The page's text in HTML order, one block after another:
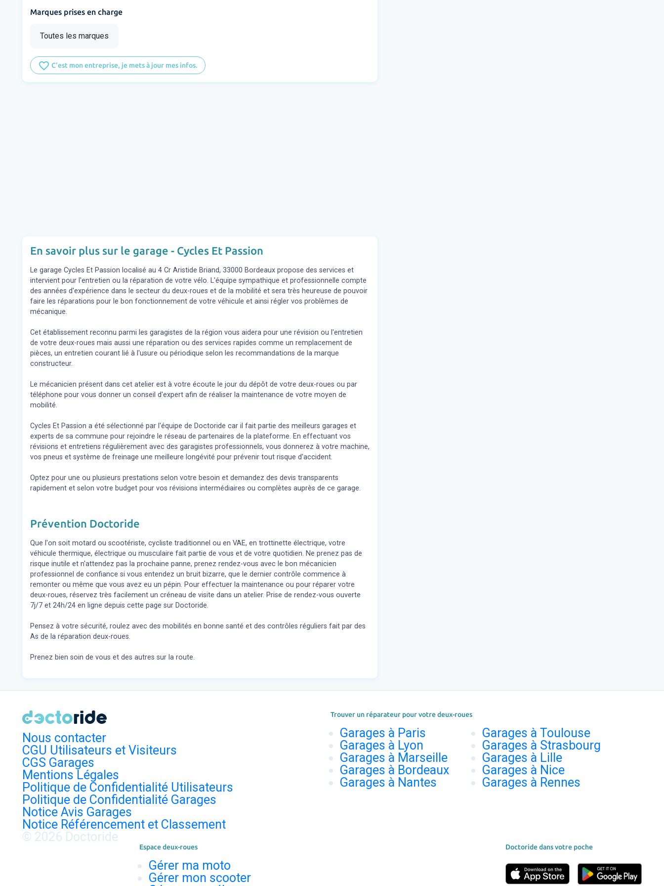
Marques prises en charge
Toutes les marques
favorite_border C'est mon entreprise, je mets à jour mes infos.
En savoir plus sur le garage - Cycles Et Passion
Le garage Cycles Et Passion localisé au 4 Cr Aristide Briand, 33000 Bordeaux propose des services et
intervient pour l'entretien ou la réparation de votre vélo. L'équipe sympathique et professionnelle compte
des années d'expérience dans le secteur du deux-roues et de la mobilité et sera très heureuse de pouvoir
faire les réparations pour le bon fonctionnement de votre véhicule et ainsi régler vos problèmes de
mécanique.
Cet établissement reconnu parmi les garagistes de la région vous aidera pour une révision ou l'entretien
de votre deux-roues mais aussi une réparation ou des services rapides comme un remplacement de
pièces, un entretien courant lié à l'usure ou périodique selon les recommandations de la marque
constructeur.
Le mécanicien présent dans cet atelier est à votre écoute le jour du dépôt de votre deux-roues ou par
téléphone pour vous donner un conseil d'expert afin de réaliser la maintenance de votre moyen de
mobilité.
Cycles Et Passion a été sélectionné par l'équipe de Doctoride car il fait partie des meilleurs garages et
experts de sa commune pour rejoindre le réseau de partenaires de la plateforme. En effectuant vos
révisions et entretiens régulièrement avec des garagistes professionnels, vous donnerez à votre machine,
vos pneus et système de freinage une meilleure longévité pour prévenir tout risque d'accident.
Optez pour une ou plusieurs prestations selon votre besoin et demandez des devis transparents
rapidement et selon votre budget pour vos révisions intermédiaires ou complètes auprès de ce garage.
Prévention Doctoride
Que l'on soit motard ou scootériste, cycliste traditionnel ou en VAE, en trottinette électrique, votre
véhicule thermique, électrique ou musculaire fait partie de vous et de votre quotidien. Ne prenez pas de
risque inutile et n'attendez pas la prochaine panne, prenez rendez-vous avec le bon mécanicien
professionnel de confiance si vous entendez un bruit bizarre, que le dernier contrôle commence à
remonter ou même que vous avez eu un pépin. Pour effectuer la maintenance ou pour réparer votre
deux-roues, réservez très facilement un créneau de visite dans un atelier. Prise de rendez-vous ouverte
7j/7 et 24h/24 en ligne depuis cette page sur Doctoride.
Pensez à votre sécurité, roulez avec des mobilités en bonne santé et des contrôles réguliers fait par des
As de la réparation deux-roues.
Prenez bien soin de vous et des autres sur la route.
Nous contacter
CGU Utilisateurs et Visiteurs
CGS Garages
Mentions Légales
Politique de Confidentialité Utilisateurs
Politique de Confidentialité Garages
Notice Avis Garages
Notice Référencement et Classement
© 2026 Doctoride
Trouver un réparateur pour votre deux-roues
Garages à Paris
Garages à Lyon
Garages à Marseille
Garages à Bordeaux
Garages à Nantes
Garages à Toulouse
Garages à Strasbourg
Garages à Lille
Garages à Nice
Garages à Rennes
Espace deux-roues
Gérer ma moto
Gérer mon scooter
Doctoride dans votre poche